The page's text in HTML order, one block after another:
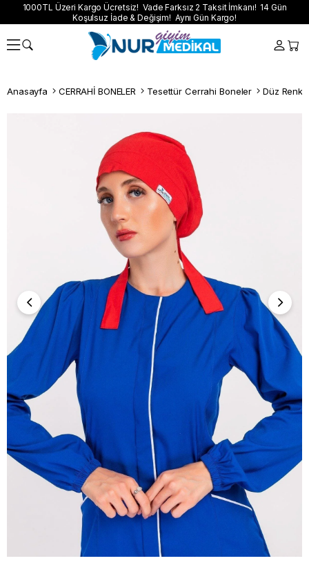
1000TL Üzeri Kargo Ücretsiz! Vade Farksız 2 Taksit İmkanı! 14 Gün
Koşulsuz İade & Değişim! Aynı Gün Kargo!
Anasayfa CERRAHİ BONELER Tesettür Cerrahi Boneler Düz Renk